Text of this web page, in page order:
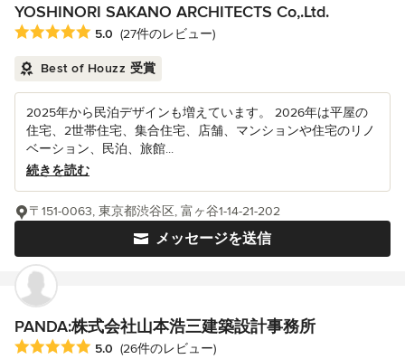
YOSHINORI SAKANO ARCHITECTS Co,.Ltd.
平均評価：5つ星中 星5
5.0 (27件のレビュー)
Best of Houzz 受賞
2025年から民泊デザインも増えています。 2026年は平屋の
住宅、2世帯住宅、集合住宅、店舗、マンションや住宅のリノ
ベーション、民泊、旅館...
続きを読む
メッセージを送信
〒151-0063, 東京都渋谷区, 富ヶ谷1-14-21-202
PANDA:株式会社山本浩三建築設計事務所
平均評価：5つ星中 星5
5.0 (26件のレビュー)